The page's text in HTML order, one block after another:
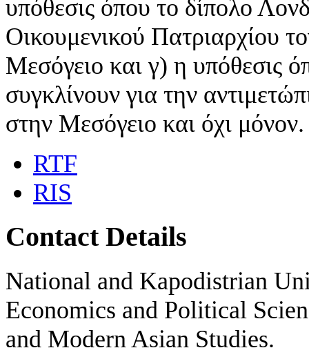
υπόθεσις όπου το δίπολο
Οικουμενικού Πατριαρχίου
Μεσόγειο και γ) η υπόθεσις
συγκλίνουν για την
στην Μεσόγειο και όχι μόνον.
RTF
RIS
Contact Details
National and Kapodistrian
Economics and Political
and Modern Asian Studies.